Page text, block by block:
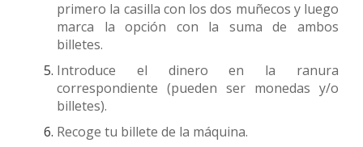
primero la casilla con los dos muñecos y luego
marca la opción con la suma de ambos
billetes.
Introduce el dinero en la ranura
correspondiente (pueden ser monedas y/o
billetes).
Recoge tu billete de la máquina.